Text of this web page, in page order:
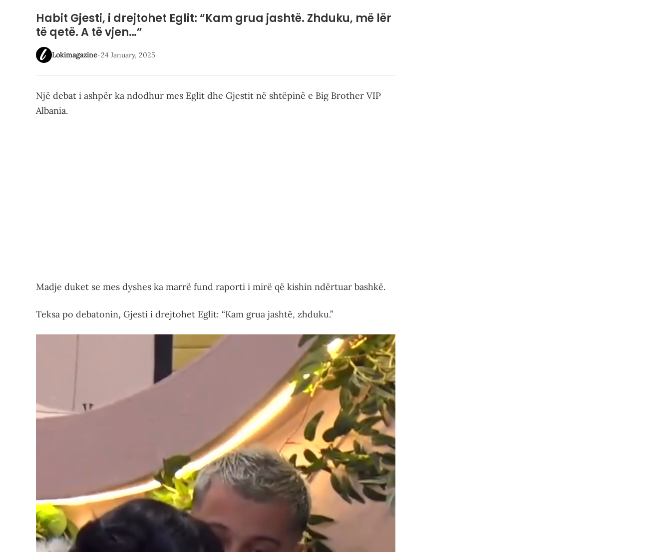
Habit Gjesti, i drejtohet Eglit: “Kam grua jashtë. Zhduku, më lër
të qetë. A të vjen…”
Lokimagazine-24 January, 2025
Një debat i ashpër ka ndodhur mes Eglit dhe Gjestit në shtëpinë e Big Brother VIP
Albania.
Madje duket se mes dyshes ka marrë fund raporti i mirë që kishin ndërtuar bashkë.
Teksa po debatonin, Gjesti i drejtohet Eglit: “Kam grua jashtë, zhduku.”